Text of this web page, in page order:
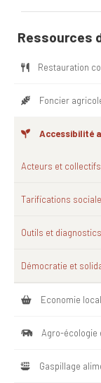
Ressources
Restauration
Foncier
Accessibilité
Acteurs et collectifs
Tarifications
Outils et diagnostics
Démocratie et
Economie
Agro-écologie
Gaspillage